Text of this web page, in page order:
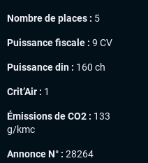
Nombre de places : 5
Puissance fiscale : 9 CV
Puissance din : 160 ch
Crit’Air : 1
Émissions de CO2 : 133
g/kmc
Annonce N° : 28264